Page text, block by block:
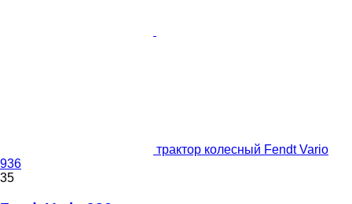
трактор колесный Fendt Vario
936
35